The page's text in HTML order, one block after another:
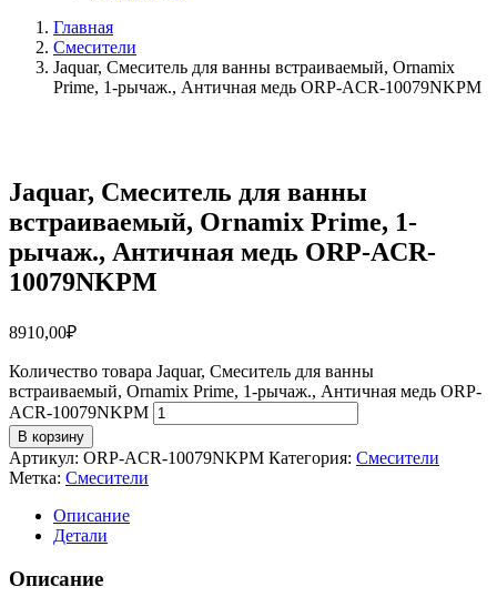
Главная
Смесители
Jaquar, Смеситель для ванны встраиваемый, Ornamix
Prime, 1-рычаж., Античная медь ORP-ACR-10079NKPM
Jaquar, Смеситель для ванны
встраиваемый, Ornamix Prime, 1-
рычаж., Античная медь ORP-ACR-
10079NKPM
8910,00₽
Количество товара Jaquar, Смеситель для ванны
встраиваемый, Ornamix Prime, 1-рычаж., Античная медь ORP-
ACR-10079NKPM
В корзину
Артикул: ORP-ACR-10079NKPM Категория: Смесители
Метка: Смесители
Описание
Детали
Описание